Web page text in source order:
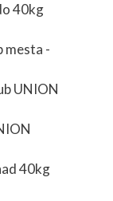
40kg
-
UNION
40kg